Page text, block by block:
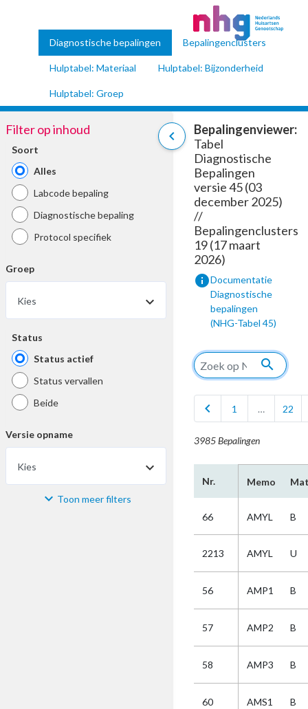
Diagnostische bepalingen Bepalingenclusters
Hulptabel: Materiaal Hulptabel: Bijzonderheid
Hulptabel: Groep
chevron_left
Filter op inhoud
Soort
Alles
Labcode bepaling
Diagnostische bepaling
Protocol specifiek
Groep
Kies
Status
Status actief
Status vervallen
Beide
Versie opname
Kies
Materiaal Toon meer filters
Bepalingenviewer:
Tabel
Diagnostische
Bepalingen
versie 45 (03
december 2025)
//
Bepalingenclusters
19 (17 maart
2026)
infoDocumentatie
Diagnostische
bepalingen
(NHG-Tabel 45)
search
chevron_left 1 … 22
3985 Bepalingen
Nr. Memo
66 AMYL B
2213 AMYL U
56 AMP1 B
57 AMP2 B
58 AMP3 B
60 AMS1 B